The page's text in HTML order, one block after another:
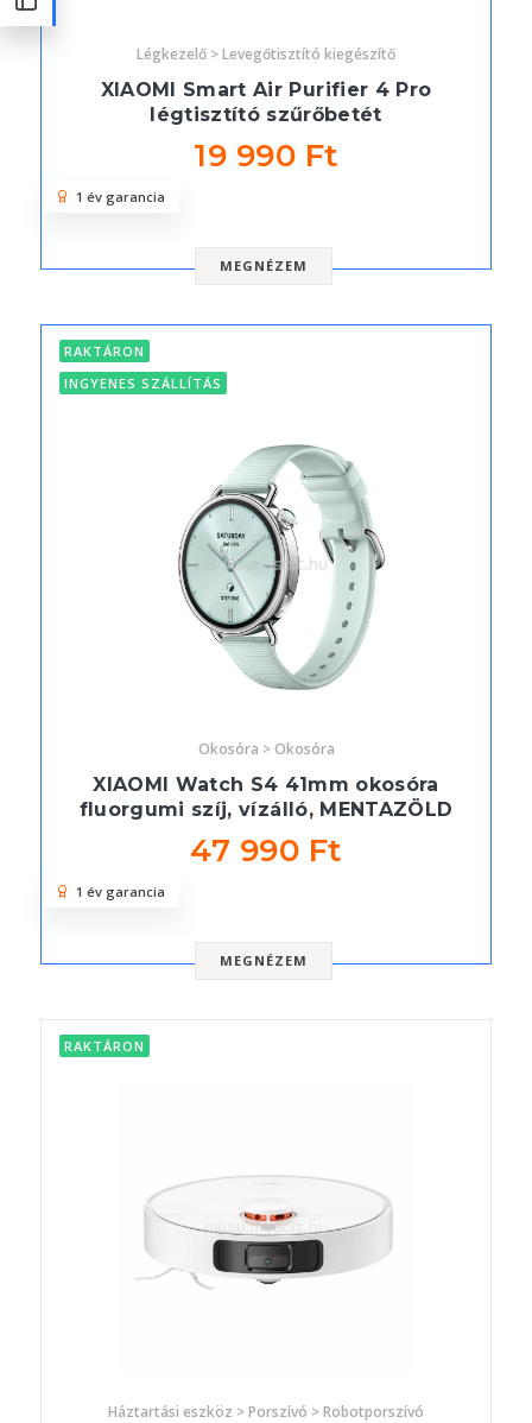
Légkezelő > Levegőtisztító kiegészítő
XIAOMI Smart Air Purifier 4 Pro
légtisztító szűrőbetét
19 990 Ft
MEGNÉZEM
1 év garancia
RAKTÁRON
INGYENES SZÁLLÍTÁS
Okosóra > Okosóra
XIAOMI Watch S4 41mm okosóra
fluorgumi szíj, vízálló, MENTAZÖLD
47 990 Ft
MEGNÉZEM
1 év garancia
RAKTÁRON
Háztartási eszköz > Porszívó > Robotporszívó